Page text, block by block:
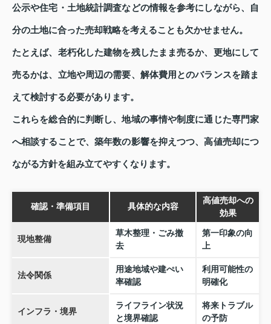
公示や住宅・土地統計調査などの情報を参考にしながら、自
分の土地に合った売却戦略を考えることも欠かせません。
たとえば、老朽化した建物を残したまま売るか、更地にして
売るかは、立地や周辺の需要、解体費用とのバランスを踏ま
えて検討する必要があります。
これらを総合的に判断し、地域の事情や制度に通じた専門家
へ相談することで、築年数の影響を抑えつつ、高値売却につ
ながる方針を組み立てやすくなります。
確認・準備項目 具体的な内容
高値売却への
効果
現地整備
草木整理・ごみ撤
去
第一印象の向
上
法令関係
用途地域や建ぺい
率確認
利用可能性の
明確化
インフラ・境界
ライフライン状況
と境界確認
将来トラブル
の予防